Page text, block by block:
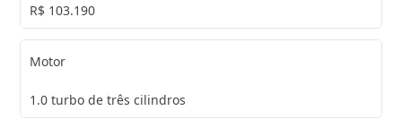
R$ 103.190
Motor
1.0 turbo de três cilindros